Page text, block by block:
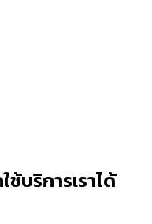
บริการเราได้